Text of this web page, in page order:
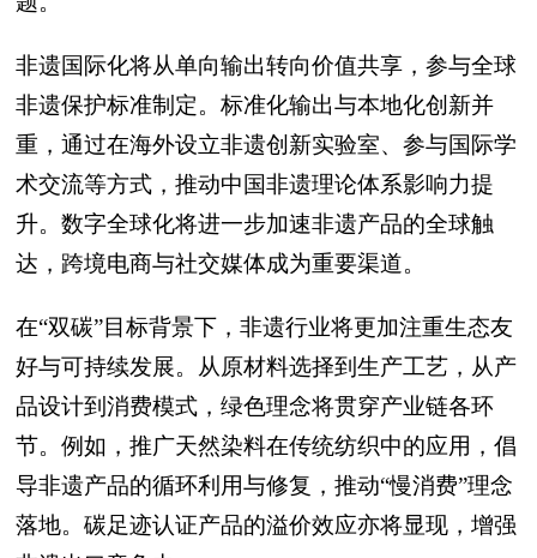
非遗国际化将从单向输出转向价值共享，参与全球
非遗保护标准制定。标准化输出与本地化创新并
重，通过在海外设立非遗创新实验室、参与国际学
术交流等方式，推动中国非遗理论体系影响力提
升。数字全球化将进一步加速非遗产品的全球触
达，跨境电商与社交媒体成为重要渠道。
在“双碳”目标背景下，非遗行业将更加注重生态友
好与可持续发展。从原材料选择到生产工艺，从产
品设计到消费模式，绿色理念将贯穿产业链各环
节。例如，推广天然染料在传统纺织中的应用，倡
导非遗产品的循环利用与修复，推动“慢消费”理念
落地。碳足迹认证产品的溢价效应亦将显现，增强